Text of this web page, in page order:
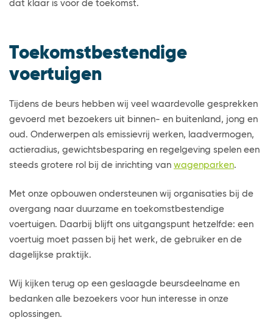
dat klaar is voor de toekomst.
Toekomstbestendige
voertuigen
Tijdens de beurs hebben wij veel waardevolle gesprekken
gevoerd met bezoekers uit binnen- en buitenland, jong en
oud. Onderwerpen als emissievrij werken, laadvermogen,
actieradius, gewichtsbesparing en regelgeving spelen een
steeds grotere rol bij de inrichting van wagenparken.
Met onze opbouwen ondersteunen wij organisaties bij de
overgang naar duurzame en toekomstbestendige
voertuigen. Daarbij blijft ons uitgangspunt hetzelfde: een
voertuig moet passen bij het werk, de gebruiker en de
dagelijkse praktijk.
Wij kijken terug op een geslaagde beursdeelname en
bedanken alle bezoekers voor hun interesse in onze
oplossingen.